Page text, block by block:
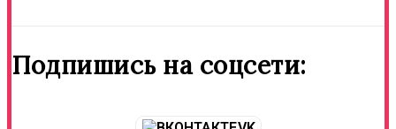
Подпишись на соцсети: